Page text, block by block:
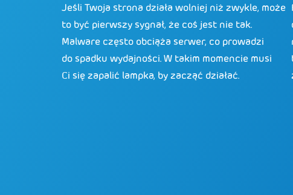
Jeśli Twoja strona działa wolniej niż zwykle, może
to być pierwszy sygnał, że coś jest nie tak.
Malware często obciąża serwer, co prowadzi
do spadku wydajności. W takim momencie musi
Ci się zapalić lampka, by zacząć działać.